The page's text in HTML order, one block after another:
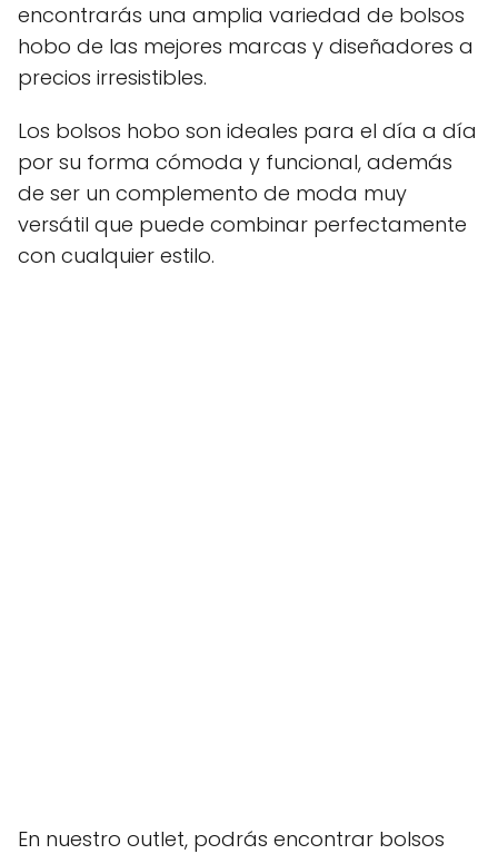
encontrarás una amplia variedad de bolsos
hobo de las mejores marcas y diseñadores a
precios irresistibles.
Los bolsos hobo son ideales para el día a día
por su forma cómoda y funcional, además
de ser un complemento de moda muy
versátil que puede combinar perfectamente
con cualquier estilo.
En nuestro outlet, podrás encontrar bolsos